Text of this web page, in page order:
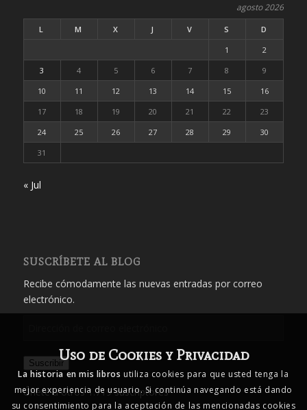
agosto 2026
L M X J V S
D
1
2
3
4 5 6 7 8
9
10
11 12 13 14 15
16
17
18 19 20 21 22
23
24
25 26 27 28 29
30
31
« Jul
SUSCRÍBETE AL BLOG
Recibe cómodamente las nuevas entradas por correo
electrónico.
correo
electrónico
Suscribir
Únete a otros 1.719 suscriptores
Uso de Cookies y Privacidad
La historia en mis libros utiliza cookies para que usted tenga la
mejor experiencia de usuario. Si continúa navegando está dando
su consentimiento para la aceptación de las mencionadas cookies